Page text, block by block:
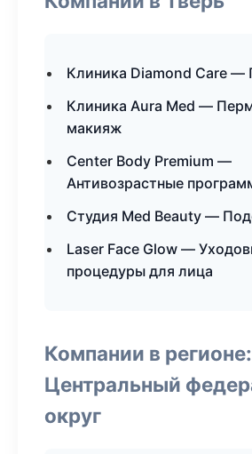
Клиника Diamond Care —
Клиника Aura Med —
макияж
Center Body Premium —
Антивозрастные
Студия Med Beauty —
Laser Face Glow —
процедуры для лица
Компании в регионе:
Центральный
округ